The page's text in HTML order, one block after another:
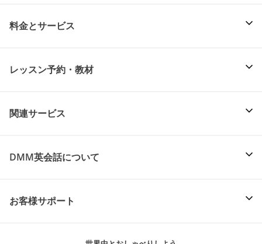
料金とサービス
レッスン予約・教材
関連サービス
DMM英会話について
お客様サポート